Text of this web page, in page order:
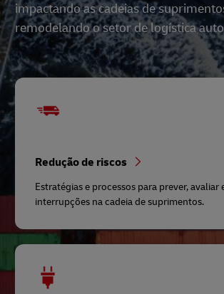
impactando as cadeias de
remodelando o setor de logística
Redução de riscos
Estratégias e processos para prever, avaliar
interrupções na cadeia de suprimentos.